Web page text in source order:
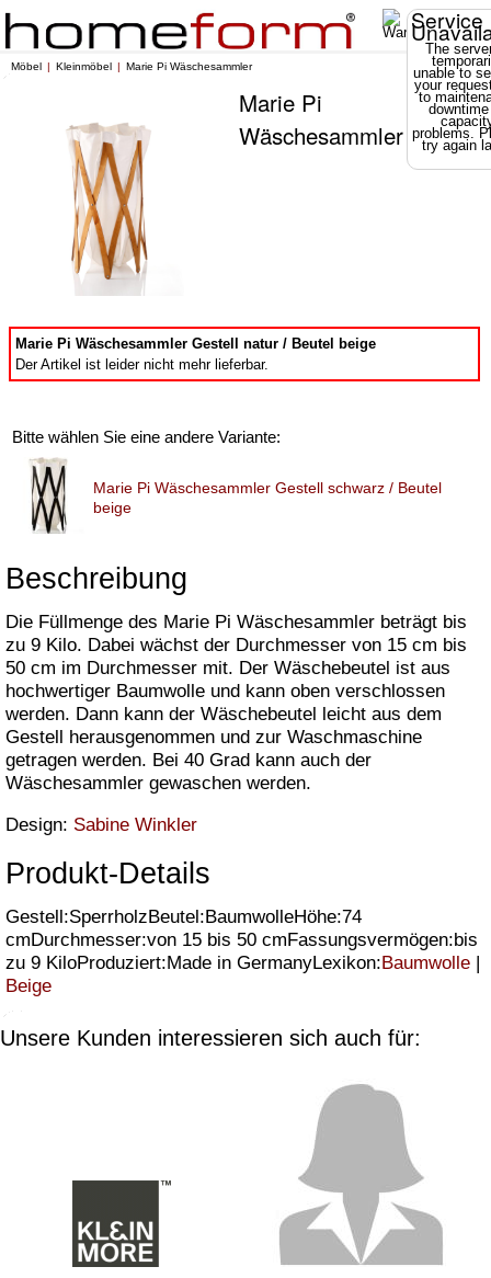
Service
The
unable to
your
to
problems.
try again
Möbel Kleinmöbel Marie Pi Wäschesammler
Marie Pi
Wäschesammler
Marie Pi Wäschesammler Gestell natur / Beutel beige
Der Artikel ist leider nicht mehr lieferbar.
Bitte wählen Sie eine andere Variante:
Marie Pi Wäschesammler Gestell schwarz / Beutel
beige
Beschreibung
Die Füllmenge des Marie Pi Wäschesammler beträgt bis
zu 9 Kilo. Dabei wächst der Durchmesser von 15 cm bis
50 cm im Durchmesser mit. Der Wäschebeutel ist aus
hochwertiger Baumwolle und kann oben verschlossen
werden. Dann kann der Wäschebeutel leicht aus dem
Gestell herausgenommen und zur Waschmaschine
getragen werden. Bei 40 Grad kann auch der
Wäschesammler gewaschen werden.
Design: Sabine Winkler
Produkt-Details
Gestell:SperrholzBeutel:BaumwolleHöhe:74
cmDurchmesser:von 15 bis 50 cmFassungsvermögen:bis
zu 9 KiloProduziert:Made in GermanyLexikon: Baumwolle
Beige
Unsere Kunden interessieren sich auch für: